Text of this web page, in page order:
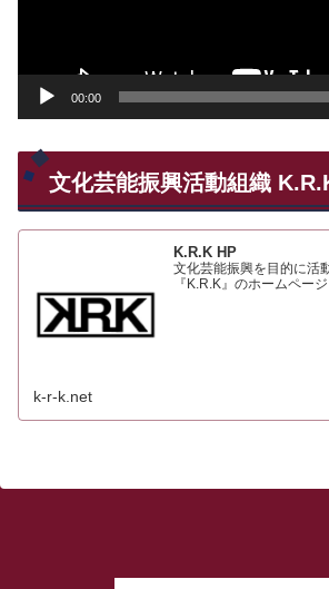
00:00
文化芸能振興活動組織
K.R.K HP
文化芸能振興を目的に活
『K.R.K』のホームページ
k-r-k.net